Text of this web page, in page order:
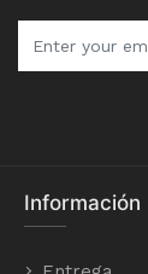
Información